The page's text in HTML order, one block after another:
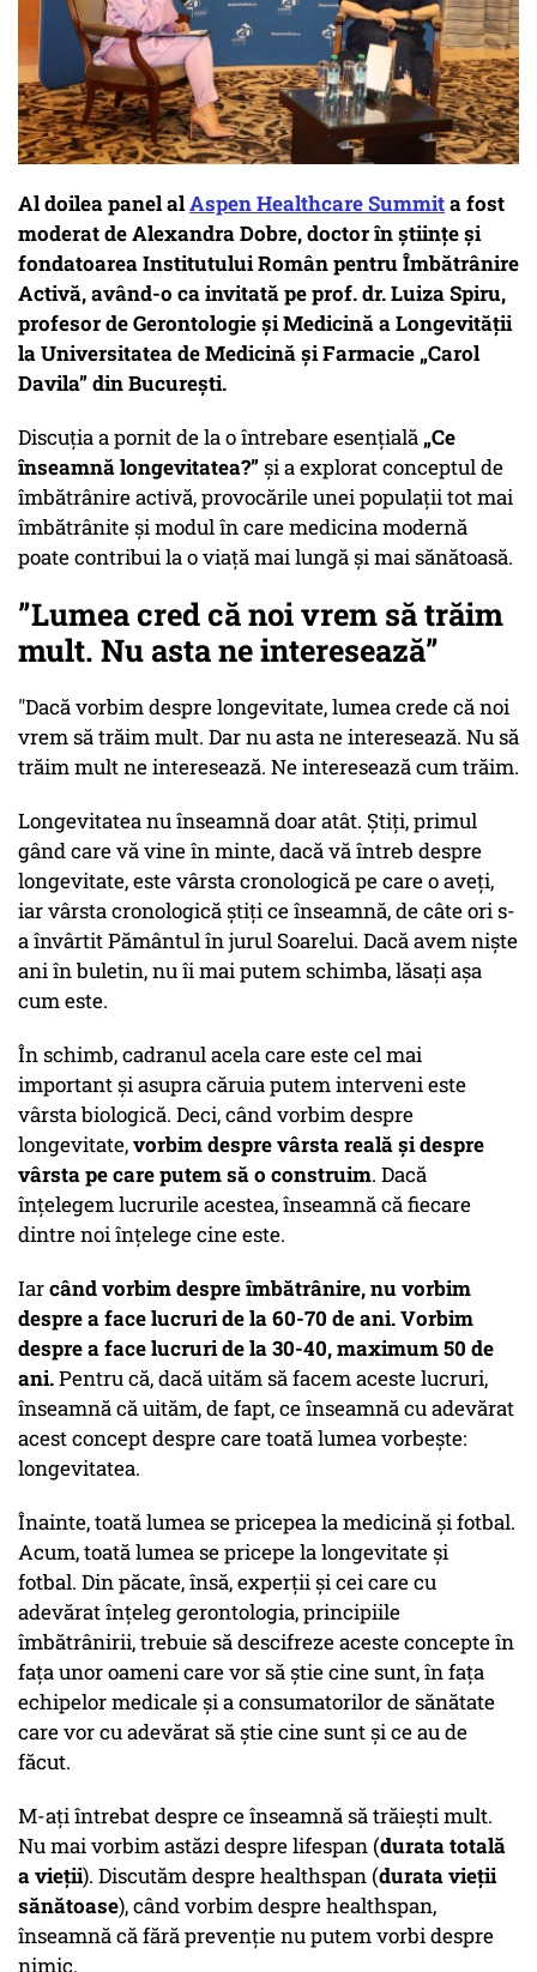
Al doilea panel alAspen Healthcare Summita fost
moderat de Alexandra Dobre, doctor în științe și
fondatoarea Institutului Român pentru Îmbătrânire
Activă, având-o ca invitată pe prof. dr. Luiza Spiru,
profesor de Gerontologie și Medicină a Longevității
la Universitatea de Medicină și Farmacie „Carol
Davila” din București.
Discuția a pornit de la o întrebare esențială „Ce
înseamnă longevitatea?”și a explorat conceptul de
îmbătrânire activă, provocările unei populații tot mai
îmbătrânite și modul în care medicina modernă
poate contribui la o viață mai lungă și mai sănătoasă.
”Lumea cred că noi vrem să trăim
mult. Nu asta ne interesează”
"Dacă vorbim despre longevitate, lumea crede că noi
vrem să trăim mult. Dar nu asta ne interesează. Nu să
trăim mult ne interesează. Ne interesează cum trăim.
Longevitatea nu înseamnă doar atât. Știți, primul
gând care vă vine în minte, dacă vă întreb despre
longevitate, este vârsta cronologică pe care o aveți,
iar vârsta cronologică știți ce înseamnă, de câte ori s-
a învârtit Pământul în jurul Soarelui. Dacă avem niște
ani în buletin, nu îi mai putem schimba, lăsați așa
cum este.
În schimb, cadranul acela care este cel mai
important și asupra căruia putem interveni este
vârsta biologică. Deci, când vorbim despre
longevitate,vorbim despre vârsta reală și despre
vârsta pe care putem să o construim. Dacă
înțelegem lucrurile acestea, înseamnă că fiecare
dintre noi înțelege cine este.
Iarcând vorbim despre îmbătrânire, nu vorbim
despre a face lucruri de la 60-70 de ani. Vorbim
despre a face lucruri de la 30-40, maximum 50 de
ani.Pentru că, dacă uităm să facem aceste lucruri,
înseamnă că uităm, de fapt, ce înseamnă cu adevărat
acest concept despre care toată lumea vorbește:
longevitatea.
Înainte, toată lumea se pricepea la medicină și fotbal.
Acum, toată lumea se pricepe la longevitate și
fotbal. Din păcate, însă, experții și cei care cu
adevărat înțeleg gerontologia, principiile
îmbătrânirii, trebuie să descifreze aceste concepte în
fața unor oameni care vor să știe cine sunt, în fața
echipelor medicale și a consumatorilor de sănătate
care vor cu adevărat să știe cine sunt și ce au de
făcut.
M-ați întrebat despre ce înseamnă să trăiești mult.
Nu mai vorbim astăzi despre lifespan (durata totală
a vieții). Discutăm despre healthspan (durata vieții
sănătoase), când vorbim despre healthspan,
înseamnă că fără prevenție nu putem vorbi despre
nimic.